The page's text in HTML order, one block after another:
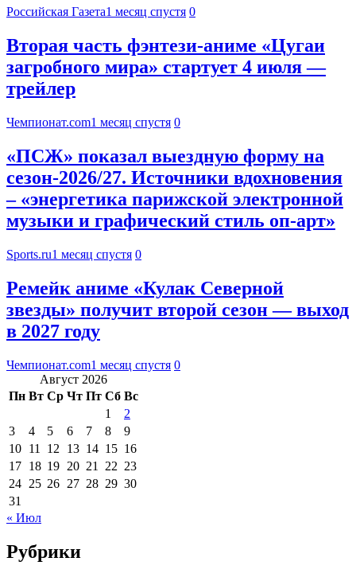
Российская Газета1 месяц спустя 0
Вторая часть фэнтези-аниме «Цугаи
загробного мира» стартует 4 июля —
трейлер
Чемпионат.com1 месяц спустя 0
«ПСЖ» показал выездную форму на
сезон-2026/27. Источники вдохновения
– «энергетика парижской электронной
музыки и графический стиль оп-арт»
Sports.ru1 месяц спустя 0
Ремейк аниме «Кулак Северной
звезды» получит второй сезон — выход
в 2027 году
Чемпионат.com1 месяц спустя 0
Август 2026
Пн Вт Ср Чт Пт Сб Вс
1
2
3
4 5 6 7 8
9
10 11 12 13 14 15 16
17 18 19 20 21 22 23
24 25 26 27 28 29 30
31
« Июл
Рубрики